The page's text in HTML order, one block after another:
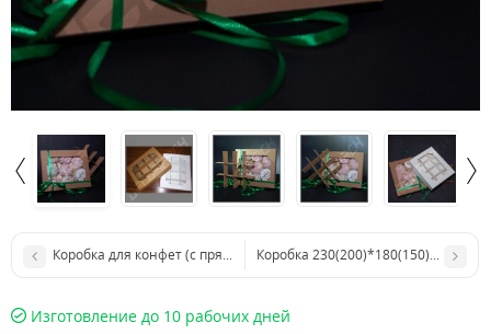
Коробка для конфет (c прямоугольным окном, белая) 200*160*35
Изготовление до 10 рабочих дней